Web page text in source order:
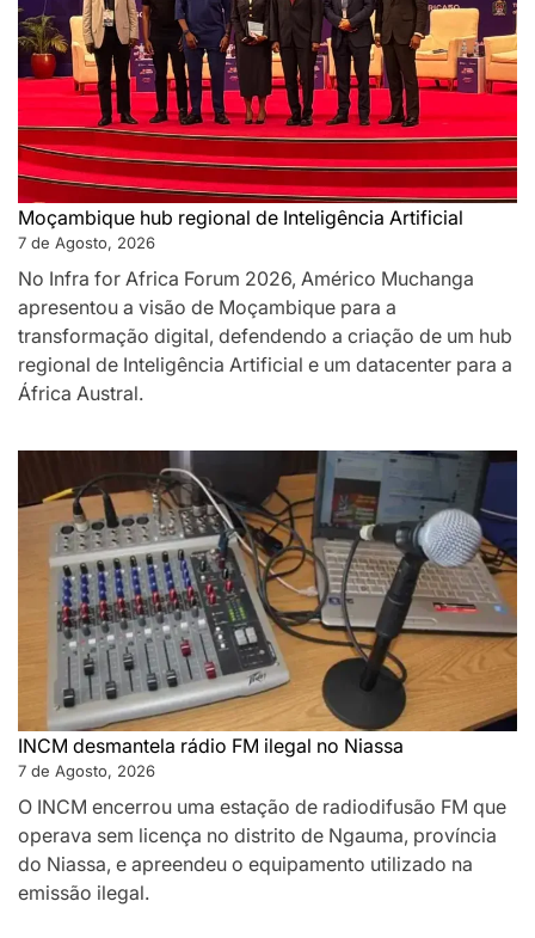
Moçambique hub regional de Inteligência Artificial
7 de Agosto, 2026
No Infra for Africa Forum 2026, Américo Muchanga
apresentou a visão de Moçambique para a
transformação digital, defendendo a criação de um hub
regional de Inteligência Artificial e um datacenter para a
África Austral.
INCM desmantela rádio FM ilegal no Niassa
7 de Agosto, 2026
O INCM encerrou uma estação de radiodifusão FM que
operava sem licença no distrito de Ngauma, província
do Niassa, e apreendeu o equipamento utilizado na
emissão ilegal.